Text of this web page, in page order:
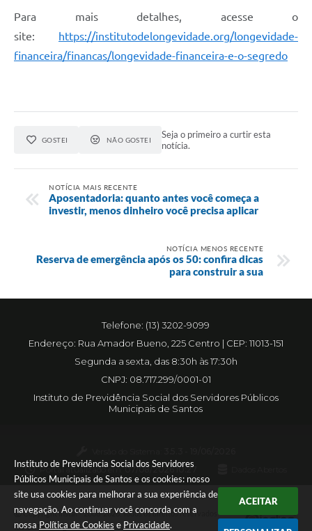
Instituto de Previdência Social dos Servidores
Públicos Municipais de Santos e os cookies: nosso
site usa cookies para melhorar a sua experiência de
navegação. Ao continuar você concorda com a
nossa Política de Cookies e Privacidade.
ACEITAR
Para mais detalhes, acesse o
site: https://institutodelongevidade.org/longevidade-
financeira/financas/longevidade-financeira-e-o-segredo
GOSTEI NÃO GOSTEI
Seja o primeiro a curtir esta
notícia.
NOTÍCIA MAIS RECENTE
Aposentadoria: quanto antes você começa a
investir, menos dinheiro você precisa aplicar
NOTÍCIA MENOS RECENTE
Reserva de emergência após os 50: confira dicas
para construir a sua
Telefone: (13) 3202-9099
Endereço: Rua Amador Bueno, 225 Centro | CEP: 11013-151
Segunda a sexta, das 8:30h às 17:30h
CNPJ: 08.717.299/0001-01
Instituto de Previdência Social dos Servidores Públicos
Municipais de Santos
Portal atualizado em:07/08/2026 10:27
Copyright Instar - 2006-2026. Todos os direitos reservados -
Instar Tecnologia